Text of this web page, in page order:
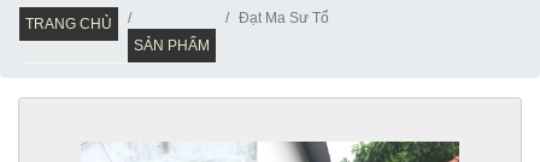
TRANG CHỦ
SẢN PHẨM
Đạt Ma Sư Tổ